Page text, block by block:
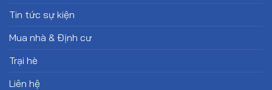
Tin tức sự kiện
Mua nhà & Định cư
Trại hè
Liên hệ